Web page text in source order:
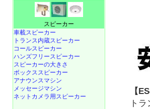
【
ト
スピーカー
車載スピーカー
トランス内蔵スピーカー
コールスピーカー
ハンズフリースピーカー
スピーカーの大きさ
ボックススピーカー
アナウンスマシン
メッセージマシン
ネットカメラ用スピーカー